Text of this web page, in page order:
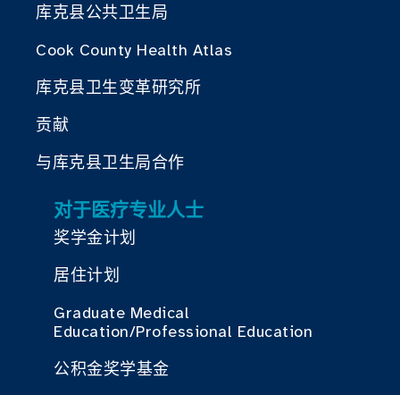
库克县公共卫生局
Cook County Health Atlas
库克县卫生变革研究所
贡献
与库克县卫生局合作
对于医疗专业人士
奖学金计划
居住计划
Graduate Medical
Education/Professional Education
公积金奖学基金